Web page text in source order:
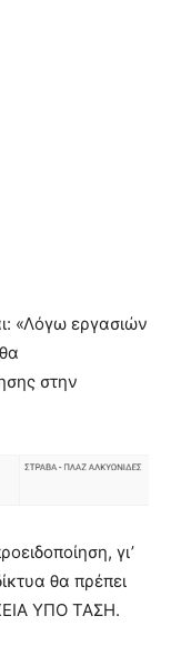
«Λόγω εργασιών
στην
γι’
θα πρέπει
ΥΠΟ ΤΑΣΗ.